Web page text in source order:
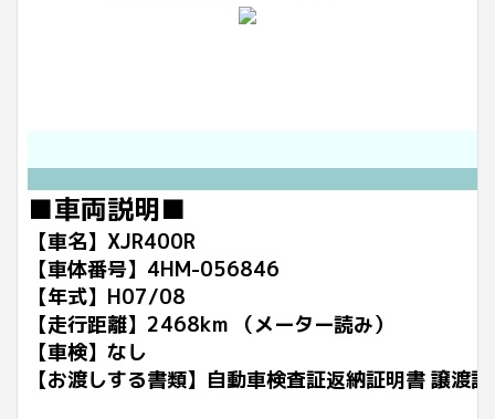
■車両説明■
【車名】XJR400R
【車体番号】4HM-056846
【年式】H07/08
【走行距離】2468km （メーター読み）
【車検】なし
【お渡しする書類】自動車検査証返納証明書 譲渡